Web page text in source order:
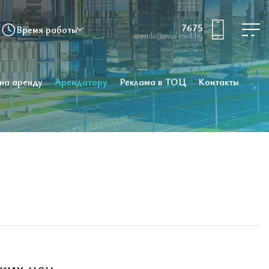
Время работы 7675
arenda@avia-mall.by
аренду Арендатору Реклама в ТОЦ Контакты